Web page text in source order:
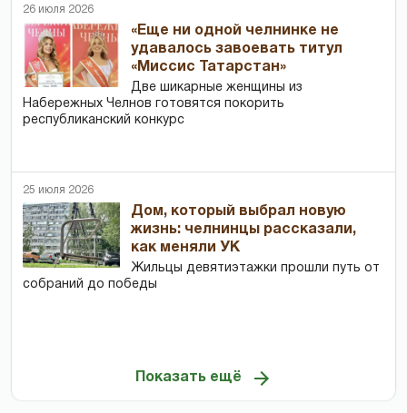
26 июля 2026
«Еще ни одной челнинке не
удавалось завоевать титул
«Миссис Татарстан»
Две шикарные женщины из
Набережных Челнов готовятся покорить
республиканский конкурс
25 июля 2026
Дом, который выбрал новую
жизнь: челнинцы рассказали,
как меняли УК
Жильцы девятиэтажки прошли путь от
собраний до победы
Показать ещё